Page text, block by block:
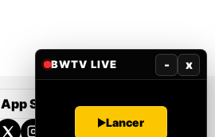
App Store Google Play
BWTV LIVE - x
Lancer